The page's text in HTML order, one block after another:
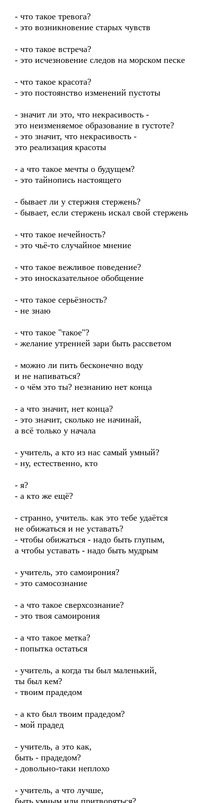
- что такое тревога?
- это возникновение старых чувств
- что такое встреча?
- это исчезновение следов на морском песке
- что такое красота?
- это постоянство изменений пустоты
- значит ли это, что некрасивость -
это неизменяемое образование в густоте?
- это значит, что некрасивость -
это реализация красоты
- а что такое мечты о будущем?
- это тайнопись настоящего
- бывает ли у стержня стержень?
- бывает, если стержень искал свой стержень
- что такое нечейность?
- это чьё-то случайное мнение
- что такое вежливое поведение?
- это иносказательное обобщение
- что такое серьёзность?
- не знаю
- что такое "такое"?
- желание утренней зари быть рассветом
- можно ли пить бесконечно воду
и не напиваться?
- о чём это ты? незнанию нет конца
- а что значит, нет конца?
- это значит, сколько не начинай,
а всё только у начала
- учитель, а кто из нас самый умный?
- ну, естественно, кто
- я?
- а кто же ещё?
- странно, учитель. как это тебе удаётся
не обижаться и не уставать?
- чтобы обижаться - надо быть глупым,
а чтобы уставать - надо быть мудрым
- учитель, это самоирония?
- это самосознание
- а что такое сверхсознание?
- это твоя самоирония
- а что такое метка?
- попытка остаться
- учитель, а когда ты был маленький,
ты был кем?
- твоим прадедом
- а кто был твоим прадедом?
- мой прадед
- учитель, а это как,
быть - прадедом?
- довольно-таки неплохо
- учитель, а что лучше,
быть умным или притворяться?